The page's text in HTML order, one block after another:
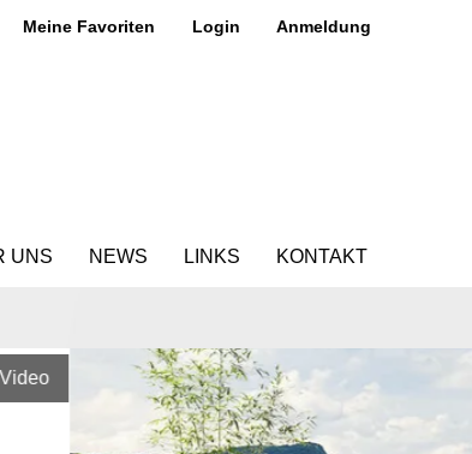
Meine Favoriten Login Anmeldung
UNS NEWS LINKS KONTAKT
Video